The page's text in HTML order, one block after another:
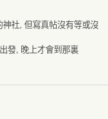
社, 但寫真帖沒有等或沒
發, 晚上才會到那裏